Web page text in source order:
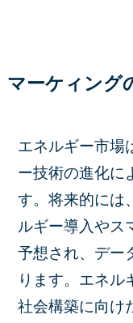
マーケィング
エネルギー市場
ー技術の進化に
す。将来的には
ルギー導入やス
予想され、デー
ります。エネル
社会構築に向け